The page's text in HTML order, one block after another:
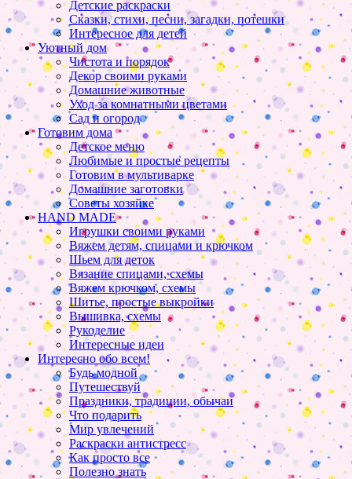
Детские раскраски
Сказки, стихи, песни, загадки, потешки
Интересное для детей
Уютный дом
Чистота и порядок
Декор своими руками
Домашние животные
Уход за комнатными цветами
Сад и огород
Готовим дома
Детское меню
Любимые и простые рецепты
Готовим в мультиварке
Домашние заготовки
Советы хозяйке
HAND MADE
Игрушки своими руками
Вяжем детям, спицами и крючком
Шьем для деток
Вязание спицами, схемы
Вяжем крючком, схемы
Шитье, простые выкройки
Вышивка, схемы
Рукоделие
Интересные идеи
Интересно обо всем!
Будь модной
Путешествуй
Праздники, традиции, обычаи
Что подарить
Мир увлечений
Раскраски антистресс
Как просто все
Полезно знать